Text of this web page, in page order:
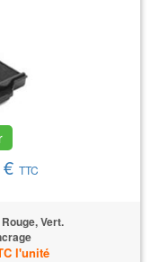
TTC
Vert.
l'unité